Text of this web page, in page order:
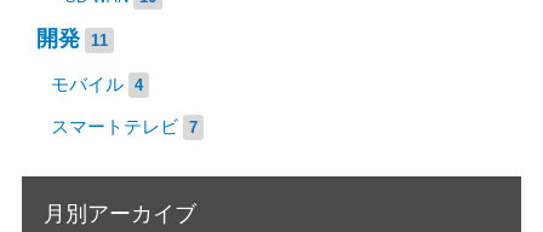
開発 11
モバイル 4
スマートテレビ 7
月別アーカイブ